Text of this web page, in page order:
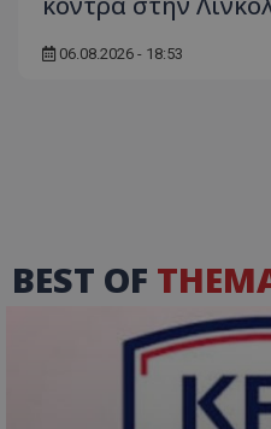
06.08.2026 - 18:53
BEST OF